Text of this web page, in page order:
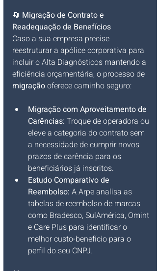
🔄 Migração de Contrato e
Readequação de Benefícios
Caso a sua empresa precise
reestruturar a apólice corporativa para
incluir o Alta Diagnósticos mantendo a
eficiência orçamentária, o processo de
migração oferece caminho seguro:
Migração com Aproveitamento de
Carências: Troque de operadora ou
eleve a categoria do contrato sem
a necessidade de cumprir novos
prazos de carência para os
beneficiários já inscritos.
Estudo Comparativo de
Reembolso: A Arpe analisa as
tabelas de reembolso de marcas
como Bradesco, SulAmérica, Omint
e Care Plus para identificar o
melhor custo-benefício para o
perfil do seu CNPJ.